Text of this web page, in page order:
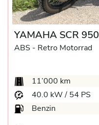
YAMAHA SCR 950
ABS - Retro Motorrad
11’000 km
40.0 kW / 54 PS
Benzin